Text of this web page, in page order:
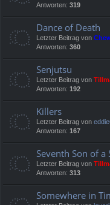
Antworten: 319
Dance of Death
Letzter Beitrag von
Antworten: 360
Senjutsu
Letzter Beitrag von
Antworten: 192
Killers
Letzter Beitrag von
Antworten: 167
Seventh Son of a
Letzter Beitrag von
Antworten: 313
Somewhere in